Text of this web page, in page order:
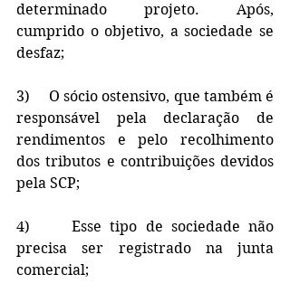
determinado projeto. Após,
cumprido o objetivo, a sociedade se
desfaz;
3)     O sócio ostensivo, que também é
responsável pela declaração de
rendimentos e pelo recolhimento
dos tributos e contribuições devidos
pela SCP;
4)     Esse tipo de sociedade não
precisa ser registrado na junta
comercial;